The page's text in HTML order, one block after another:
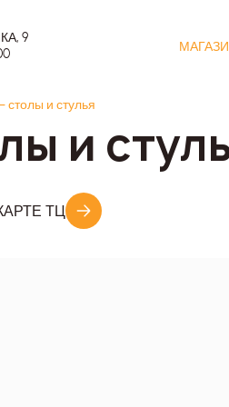
9
столы и стулья
и
ТЦ